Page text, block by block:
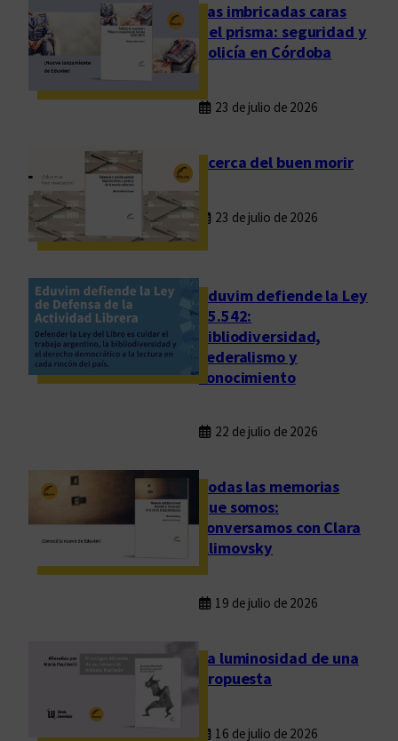
Las imbricadas caras
del prisma: seguridad y
policía en Córdoba
23 de julio de 2026
Acerca del buen morir
23 de julio de 2026
Eduvim defiende la Ley
25.542:
bibliodiversidad,
federalismo y
conocimiento
22 de julio de 2026
Todas las memorias
que somos:
conversamos con Clara
Klimovsky
19 de julio de 2026
La luminosidad de una
propuesta
16 de julio de 2026